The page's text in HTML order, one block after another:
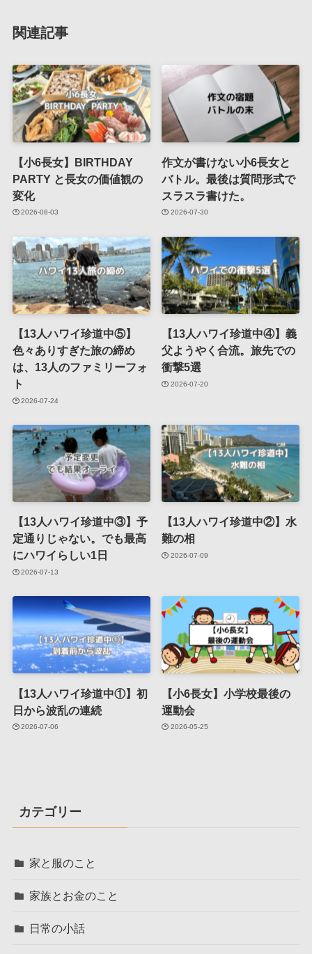
関連記事
【小6長女】BIRTHDAY
PARTY と長女の価値観の
変化
2026-08-03
作文が書けない小6長女と
バトル。最後は質問形式で
スラスラ書けた。
2026-07-30
【13人ハワイ珍道中⑤】
色々ありすぎた旅の締め
は、13人のファミリーフォ
ト
2026-07-24
【13人ハワイ珍道中④】義
父ようやく合流。旅先での
衝撃5選
2026-07-20
【13人ハワイ珍道中③】予
定通りじゃない。でも最高
にハワイらしい1日
2026-07-13
【13人ハワイ珍道中②】水
難の相
2026-07-09
【13人ハワイ珍道中①】初
日から波乱の連続
2026-07-06
【小6長女】小学校最後の
運動会
2026-05-25
カテゴリー
家と服のこと
家族とお金のこと
日常の小話